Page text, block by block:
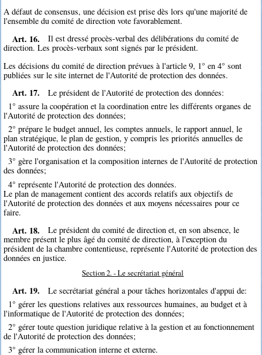
A défaut de consensus, une décision est prise dès lors qu'une majorité de
l'ensemble du comité de direction vote favorablement.
Art. 16.
Il est dressé procès-verbal des délibérations du comité de
direction. Les procès-verbaux sont signés par le président.
Les décisions du comité de direction prévues à l'article 9, 1° en 4° sont
publiées sur le site internet de l'Autorité de protection des données.
Art. 17.
Le président de l'Autorité de protection des données:
1° assure la coopération et la coordination entre les différents organes de
l'Autorité de protection des données;
2° prépare le budget annuel, les comptes annuels, le rapport annuel, le
plan stratégique, le plan de gestion, y compris les priorités annuelles de
l'Autorité de protection des données;
3° gère l'organisation et la composition internes de l'Autorité de protection
des données;
4° représente l'Autorité de protection des données.
Le plan de management contient des accords relatifs aux objectifs de
l'Autorité de protection des données et aux moyens nécessaires pour ce
faire.
Art. 18.
Le président du comité de direction et, en son absence, le
membre présent le plus âgé du comité de direction, à l'exception du
président de la chambre contentieuse, représente l'Autorité de protection des
données en justice.
Section 2. - Le secrétariat général
Art. 19.
Le secrétariat général a pour tâches horizontales d'appui de:
1° gérer les questions relatives aux ressources humaines, au budget et à
l'informatique de l'Autorité de protection des données;
2° gérer toute question juridique relative à la gestion et au fonctionnement
de l'Autorité de protection des données;
3° gérer la communication interne et externe.